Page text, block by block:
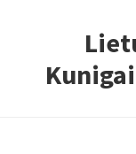
primary
navigation
content
primary
sidebar